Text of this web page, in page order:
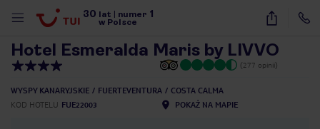
30 lat numer 1
w Polsce
45
Hotel Esmeralda Maris by LIVVO
(277 opinii)
WYSPY KANARYJSKIE FUERTEVENTURA
COSTA CALMA
KOD HOTELU FUE22003 POKAŻ NA MAPIE